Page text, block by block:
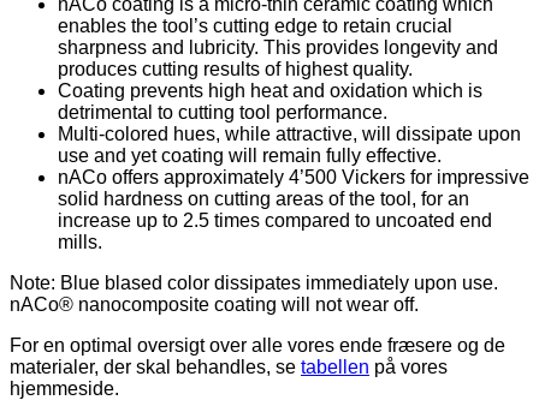
enables the tool’s cutting edge to retain crucial
sharpness and lubricity. This provides longevity and
produces cutting results of highest quality.
Coating prevents high heat and oxidation which is
detrimental to cutting tool performance.
Multi-colored hues, while attractive, will dissipate upon
use and yet coating will remain fully effective.
nACo offers approximately 4’500 Vickers for impressive
solid hardness on cutting areas of the tool, for an
increase up to 2.5 times compared to uncoated end
mills.
Note: Blue blased color dissipates immediately upon use.
nACo® nanocomposite coating will not wear off.
For en optimal oversigt over alle vores ende fræsere og de
materialer, der skal behandles, se tabellen på vores
hjemmeside.